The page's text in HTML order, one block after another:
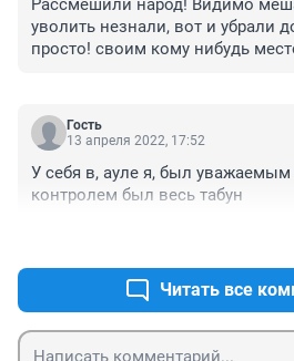
Рассмешили народ! Видимо
уволить незнали, вот и убрали
просто! своим кому нибудь
больше половины поувольнять
Всех уволят то народ и не
них пользы никакой, одни
что не отвечают! Для чего они
хорошо устроились, деньги
Гость
13 апреля 2022, 17:52
У себя в, ауле я, был
контролем был весь табун
Читать все